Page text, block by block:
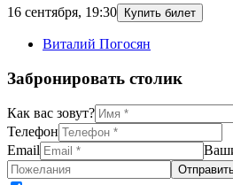
16 сентября, 19:30 Купить билет
Виталий Погосян
Забронировать столик
Как вас зовут?
Телефон
Email